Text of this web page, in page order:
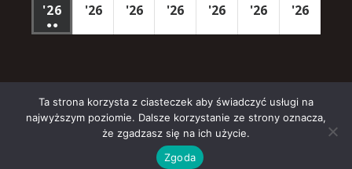
'26
SIERPNIA
●●
'2610
'2611
'26
'26
'26
'26
Copyright © 2026 Parafia Stasikówka.
ChurchWordPress Theme by themehall.com
Ta strona korzysta z ciasteczek aby świadczyć usługi na
najwyższym poziomie. Dalsze korzystanie ze strony oznacza,
że zgadzasz się na ich użycie.
Zgoda